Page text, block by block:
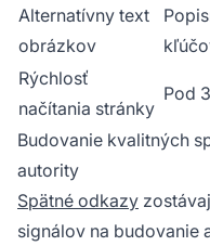
Alternatívny text
obrázkov
Rýchlosť
načítania stránky
Pod
Budovanie kvalitných
autority
Spätné odkazy
signálov na budovanie